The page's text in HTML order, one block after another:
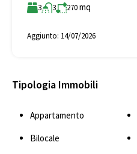
3 3 270mq
Aggiunto: 14/07/2026
Tipologia Immobili
Appartamento
Bilocale